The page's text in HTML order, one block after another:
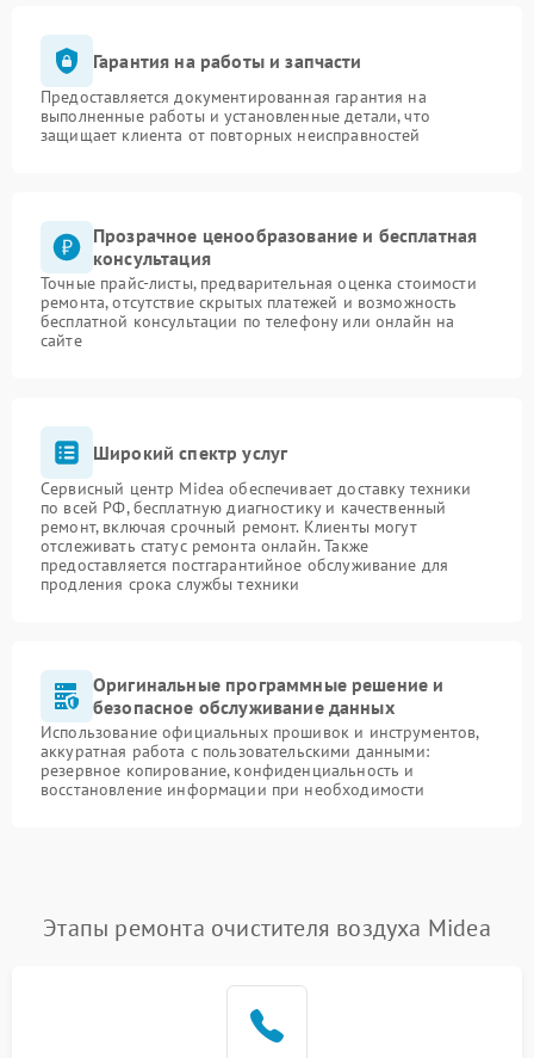
Гарантия на работы и запчасти
Предоставляется документированная гарантия на
выполненные работы и установленные детали, что
защищает клиента от повторных неисправностей
Прозрачное ценообразование и бесплатная
консультация
Точные прайс-листы, предварительная оценка стоимости
ремонта, отсутствие скрытых платежей и возможность
бесплатной консультации по телефону или онлайн на
сайте
Широкий спектр услуг
Сервисный центр Midea обеспечивает доставку техники
по всей РФ, бесплатную диагностику и качественный
ремонт, включая срочный ремонт. Клиенты могут
отслеживать статус ремонта онлайн. Также
предоставляется постгарантийное обслуживание для
продления срока службы техники
Оригинальные программные решение и
безопасное обслуживание данных
Использование официальных прошивок и инструментов,
аккуратная работа с пользовательскими данными:
резервное копирование, конфиденциальность и
восстановление информации при необходимости
Этапы ремонта очистителя воздуха Midea